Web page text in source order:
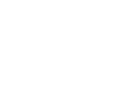
gewünschten